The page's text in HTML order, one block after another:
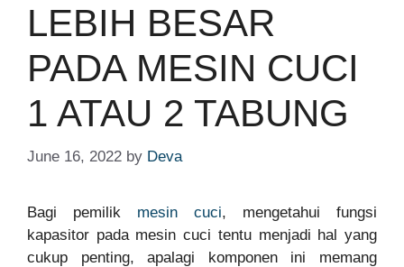
LEBIH BESAR
PADA MESIN CUCI
1 ATAU 2 TABUNG
June 16, 2022 by Deva
Bagi pemilik mesin cuci, mengetahui fungsi
kapasitor pada mesin cuci tentu menjadi hal yang
cukup penting, apalagi komponen ini memang